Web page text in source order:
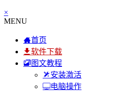
×
MENU
首页
软件下载
图文教程
安装激活
电脑操作